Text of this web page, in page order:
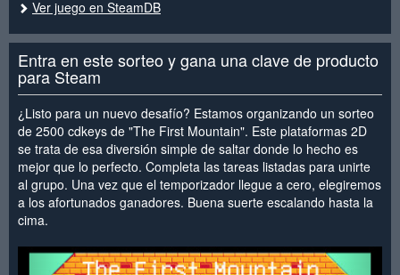
Ver juego en SteamDB
Entra en este sorteo y gana una clave de producto
para Steam
¿Listo para un nuevo desafío? Estamos organizando un sorteo
de 2500 cdkeys de "The First Mountain". Este plataformas 2D
se trata de esa diversión simple de saltar donde lo hecho es
mejor que lo perfecto. Completa las tareas listadas para unirte
al grupo. Una vez que el temporizador llegue a cero, elegiremos
a los afortunados ganadores. Buena suerte escalando hasta la
cima.
< >